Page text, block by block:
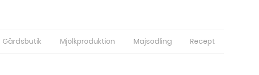
Gårdsbutik Mjölkproduktion Majsodling Recept